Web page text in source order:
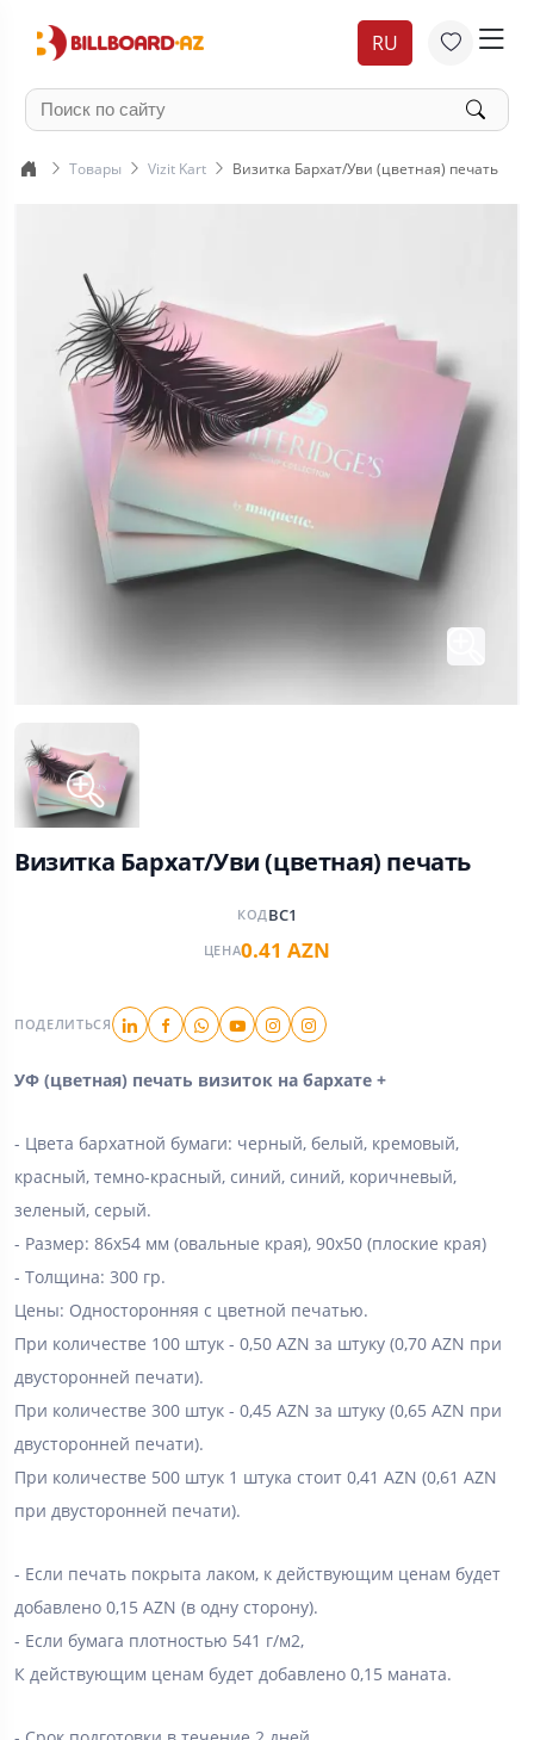
RU
Товары Vizit Kart Визитка Бархат/Уви (цветная) печать
Визитка Бархат/Уви (цветная) печать
КОД BC1
ЦЕНА0.41 AZN
ПОДЕЛИТЬСЯ
УФ (цветная) печать визиток на бархате +
- Цвета бархатной бумаги: черный, белый, кремовый,
красный, темно-красный, синий, синий, коричневый,
зеленый, серый.
- Размер: 86х54 мм (овальные края), 90х50 (плоские края)
- Толщина: 300 гр.
Цены: Односторонняя с цветной печатью.
При количестве 100 штук - 0,50 AZN за штуку (0,70 AZN при
двусторонней печати).
При количестве 300 штук - 0,45 AZN за штуку (0,65 AZN при
двусторонней печати).
При количестве 500 штук 1 штука стоит 0,41 AZN (0,61 AZN
при двусторонней печати).
- Если печать покрыта лаком, к действующим ценам будет
добавлено 0,15 AZN (в одну сторону).
- Если бумага плотностью 541 г/м2,
К действующим ценам будет добавлено 0,15 маната.